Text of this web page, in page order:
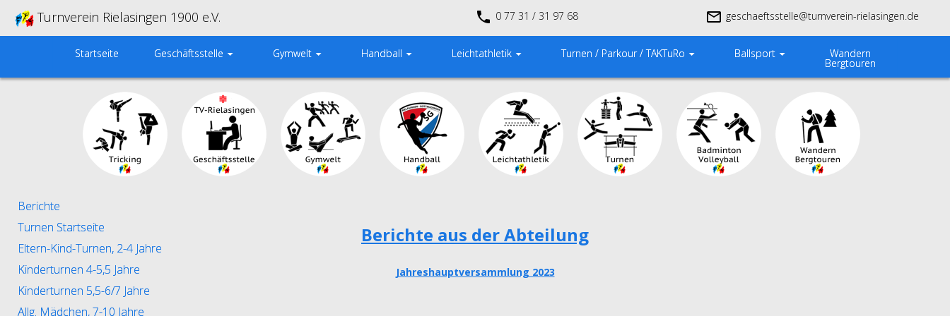
Turnverein Rielasingen 1900 e.V. 0 77 31 / 31 97 68 geschaeftsstelle@turnverein-rielasingen.de
Startseite Geschäftsstelle Gymwelt Handball Leichtathletik Turnen / Parkour / TAKTuRo Ballsport Wandern
Bergtouren
Berichte
Turnen Startseite
Eltern-Kind-Turnen, 2-4 Jahre
Kinderturnen 4-5,5 Jahre
Kinderturnen 5,5-6/7 Jahre
Allg. Mädchen, 7-10 Jahre
Berichte aus der Abteilung
Jahreshauptversammlung 2023